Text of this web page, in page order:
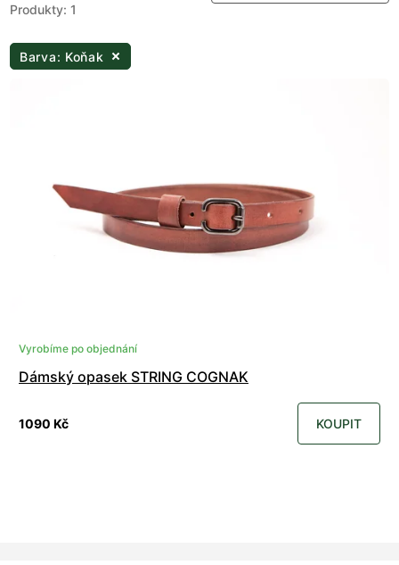
Produkty: 1
Barva: Koňak
Vyrobíme po objednání
Dámský opasek STRING COGNAK
1090 Kč KOUPIT